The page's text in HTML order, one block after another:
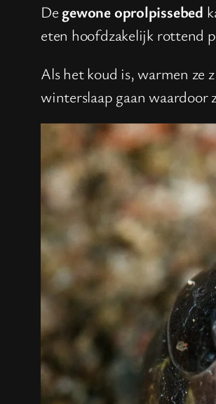
De gewone oprolpissebed
eten hoofdzakelijk rottend
Als het koud is, warmen ze
winterslaap gaan waardoor